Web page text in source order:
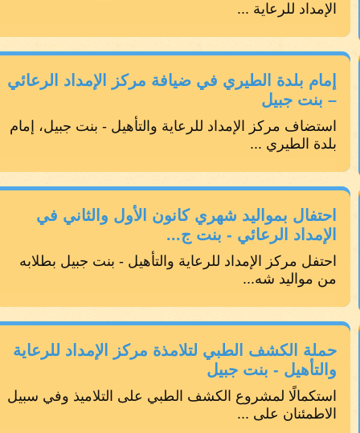
الإمداد للرعاية ...
إمام بلدة الطيري في ضيافة مركز الإمداد الرعائي
– بنت جبيل
استضاف مركز الإمداد للرعاية والتأهيل - بنت جبيل، إمام
بلدة الطيري ...
احتفال بمواليد شهري كانون الأول والثاني في
الإمداد الرعائي - بنت ج...
احتفل مركز الإمداد للرعاية والتأهيل - بنت جبيل بطلابه
من مواليد شه...
حملة الكشف الطبي لتلامذة مركز الإمداد للرعاية
والتأهيل - بنت جبيل
استكمالًا لمشروع الكشف الطبي على التلاميذ وفي سبيل
الاطمئنان على ...